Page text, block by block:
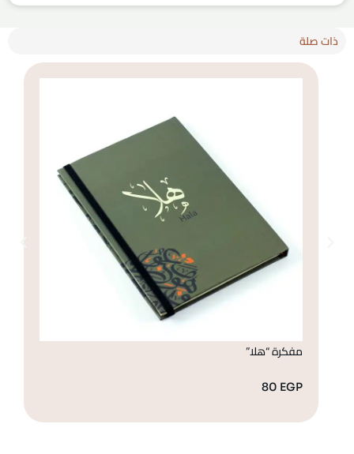
ذات صلة
مفكرة “هلا”
80 EGP